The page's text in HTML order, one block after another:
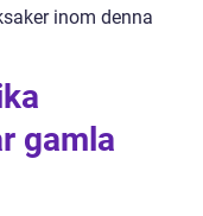
inom denna
gamla